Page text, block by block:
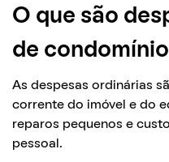
O que são
de
As despesas ordinárias
corrente do imóvel e do
reparos pequenos e
pessoal.